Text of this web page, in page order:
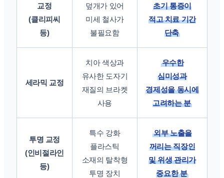
교정
(클리피씨
등)
덮개가 있어
미세 철사가
불필요함
초기 통증이
적고 치료 기간
단축
세라믹 교정
치아 색상과
유사한 도자기
재질의 브라켓
사용
우수한
심미성과
경제성을 동시에
고려하는 분
투명 교정
(인비절라인
등)
특수 강화
플라스틱
소재의 탈착형
투명 장치
외부 노출을
꺼리는 직장인
및 위생 관리가
중요한 분